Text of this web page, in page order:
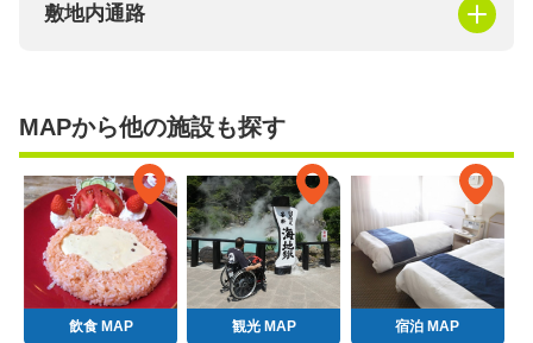
敷地内通路
MAPから他の施設も探す
飲食 MAP 観光 MAP 宿泊 MAP